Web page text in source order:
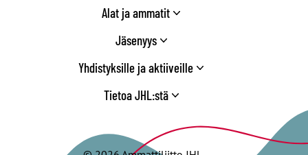
Alat ja ammatit
Jäsenyys
Yhdistyksille ja aktiiveille
Tietoa JHL:stä